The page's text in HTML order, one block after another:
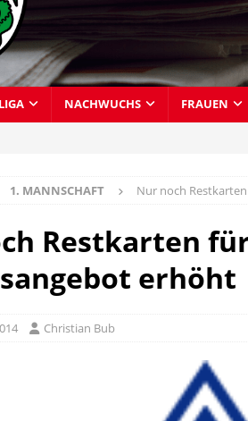
NACHWUCHS FRAUEN
1. MANNSCHAFT Nur noch
Restkarten
erhöht
Christian Bub